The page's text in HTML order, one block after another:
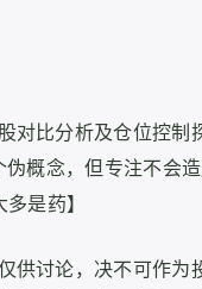
对比分析及仓位控制
概念，但专注不会
是药】
供讨论，决不可作为